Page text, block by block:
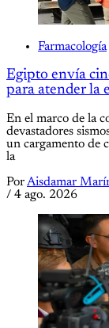
Farmacología
Egipto envía
para atender la
En el marco de la
devastadores
un cargamento de
la
PorAisdamar
/ 4 ago. 2026